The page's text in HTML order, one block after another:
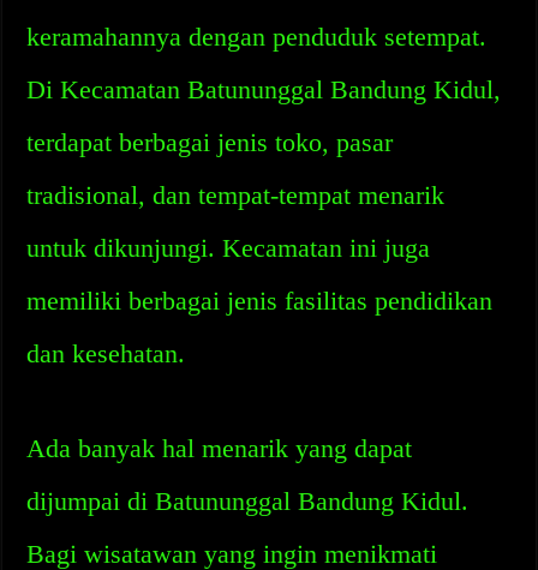
keramahannya dengan penduduk setempat.
Di Kecamatan Batununggal Bandung Kidul,
terdapat berbagai jenis toko, pasar
tradisional, dan tempat-tempat menarik
untuk dikunjungi. Kecamatan ini juga
memiliki berbagai jenis fasilitas pendidikan
dan kesehatan.
Ada banyak hal menarik yang dapat
dijumpai di Batununggal Bandung Kidul.
Bagi wisatawan yang ingin menikmati